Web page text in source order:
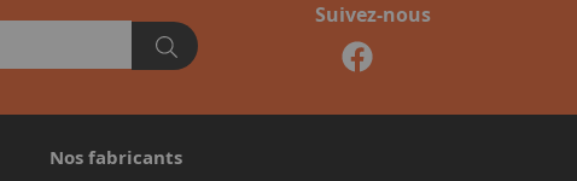
Suivez-nous
Nos fabricants